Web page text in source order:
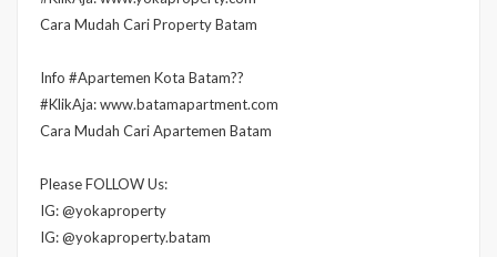
Cara Mudah Cari Property Batam
Info #Apartemen Kota Batam??
#KlikAja: www.batamapartment.com
Cara Mudah Cari Apartemen Batam
Please FOLLOW Us:
IG: @yokaproperty
IG: @yokaproperty.batam